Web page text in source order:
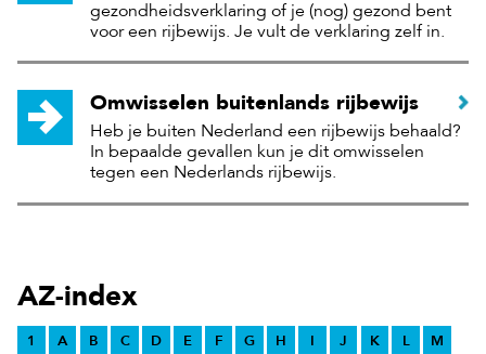
gezondheidsverklaring of je (nog) gezond bent
voor een rijbewijs. Je vult de verklaring zelf in.
Omwisselen buitenlands rijbewijs
Heb je buiten Nederland een rijbewijs behaald?
In bepaalde gevallen kun je dit omwisselen
tegen een Nederlands rijbewijs.
AZ-index
1 A B C D E F G H I J K L
M